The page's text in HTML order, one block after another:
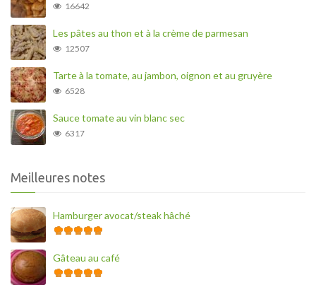
16642
Les pâtes au thon et à la crème de parmesan
12507
Tarte à la tomate, au jambon, oignon et au gruyère
6528
Sauce tomate au vin blanc sec
6317
Meilleures notes
Hamburger avocat/steak hâché
Gâteau au café